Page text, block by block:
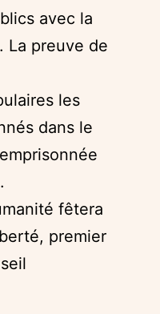
avec la
La preuve de
les
dans le
fêtera
premier